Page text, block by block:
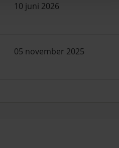
10 juni 2026
05 november 2025